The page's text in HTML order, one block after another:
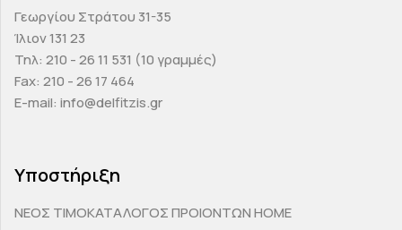
Γεωργίου Στράτου 31-35
Ίλιον 131 23
Τηλ: 210 - 26 11 531 (10 γραμμές)
Fax: 210 - 26 17 464
E-mail: info@delfitzis.gr
Υποστήριξη
ΝΕΟΣ ΤΙΜΟΚΑΤΑΛΟΓΟΣ ΠΡΟΙΟΝΤΩΝ HOME